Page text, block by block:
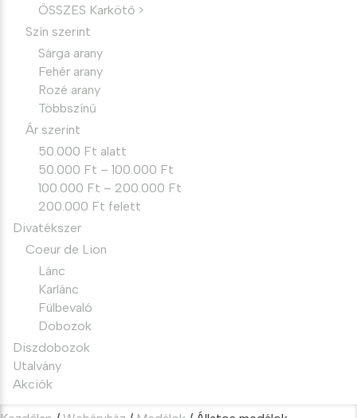
ÖSSZES Karkötő >
Szín szerint
Sárga arany
Fehér arany
Rozé arany
Többszínű
Ár szerint
50.000 Ft alatt
50.000 Ft – 100.000 Ft
100.000 Ft – 200.000 Ft
200.000 Ft felett
Divatékszer
Coeur de Lion
Lánc
Karlánc
Fülbevaló
Dobozok
Diszdobozok
Utalvány
Akciók